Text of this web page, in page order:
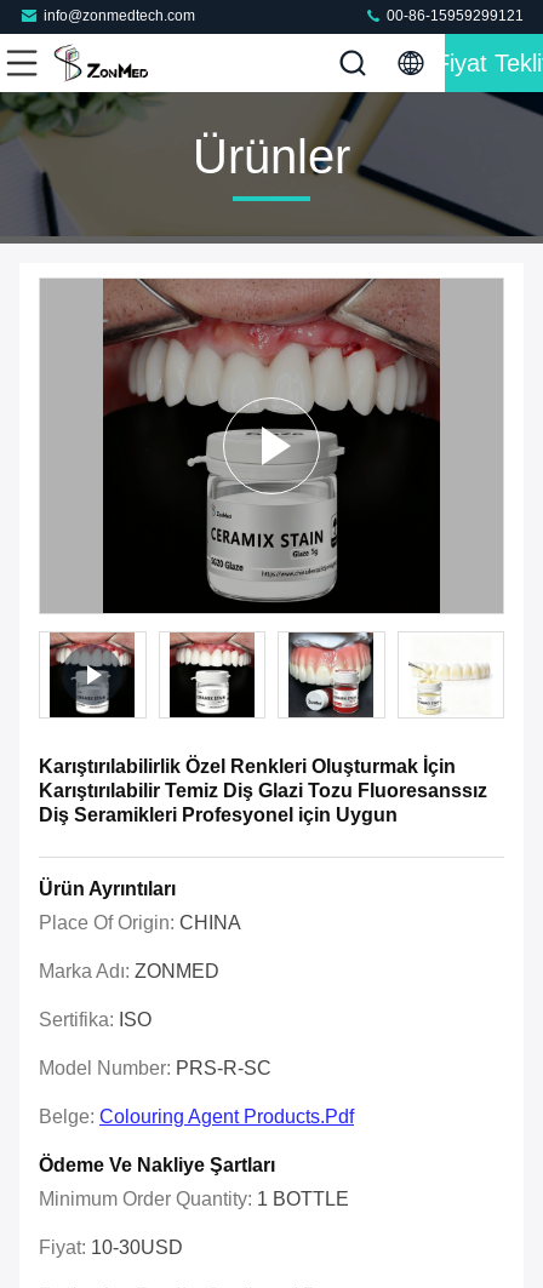
info@zonmedtech.com 00-86-15959299121
Fiyat
Ürünler
Karıştırılabilirlik Özel Renkleri Oluşturmak İçin
Karıştırılabilir Temiz Diş Glazi Tozu Fluoresanssız
Diş Seramikleri Profesyonel için Uygun
Ürün Ayrıntıları
Place Of Origin: CHINA
Marka Adı: ZONMED
Sertifika: ISO
Model Number: PRS-R-SC
Belge: Colouring Agent Products.pdf
Ödeme Ve Nakliye Şartları
Minimum Order Quantity: 1 BOTTLE
Fiyat: 10-30USD